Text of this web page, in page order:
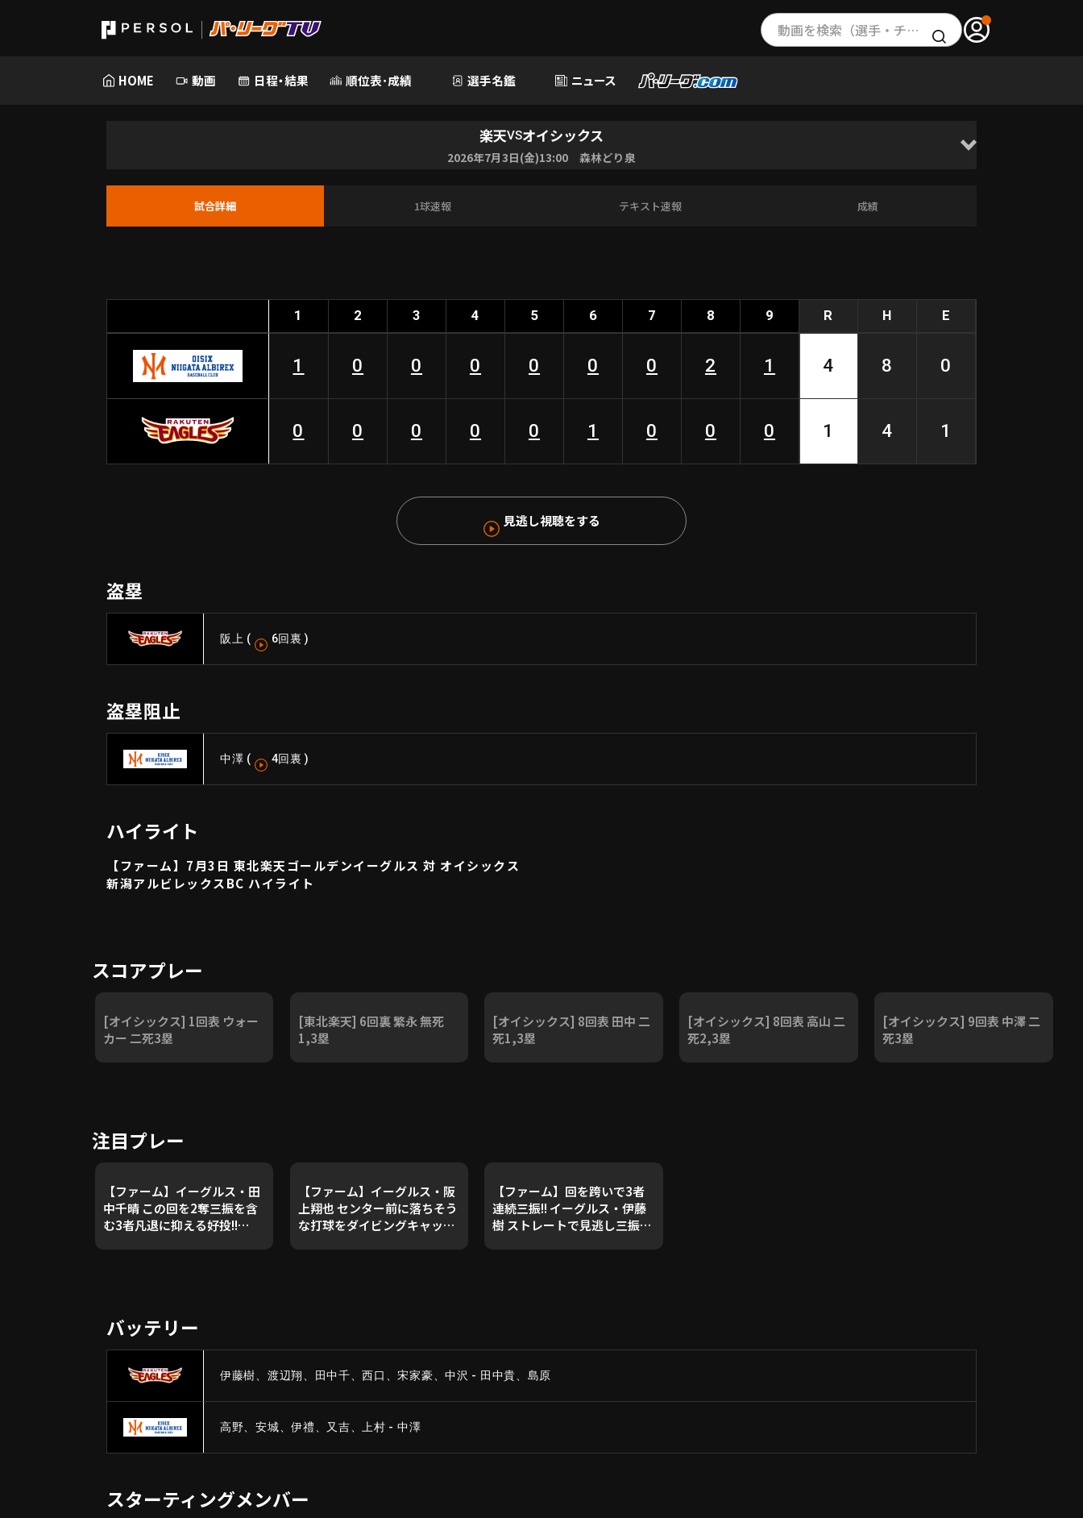
動画を検索（選手・チーム・プレー内容…）
HOME 動画 日程・結果 順位表･成績 選手名鑑 ニュース
楽天VSオイシックス
2026年7月3日(金)13:00 森林どり泉
試合詳細 1球速報 テキスト速報 成績
1 2 3 4 5 6 7 8 9 R H E
1 0 0 0 0 0 0 2 1 4 8 0
0 0 0 0 0 1 0 0 0 1 4 1
見逃し視聴をする
盗塁
阪上 ( 6回裏 )
盗塁阻止
中澤 ( 4回裏 )
ハイライト
【ファーム】7月3日 東北楽天ゴールデンイーグルス 対 オイシックス
新潟アルビレックスBC ハイライト
スコアプレー
[オイシックス] 1回表 ウォー
カー 二死3塁
[東北楽天] 6回裏 繁永 無死
1,3塁
[オイシックス] 8回表 田中 二
死1,3塁
[オイシックス] 8回表 高山 二
死2,3塁
[オイシックス] 9回表 中澤 二
死3塁
注目プレー
【ファーム】イーグルス・田
中千晴 この回を2奪三振を含
む3者凡退に抑える好投!!
【ファーム】イーグルス・阪
上翔也 センター前に落ちそう
な打球をダイビングキャッ
【ファーム】回を跨いで3者
連続三振!! イーグルス・伊藤
樹 ストレートで見逃し三振を
バッテリー
伊藤樹、渡辺翔、田中千、西口、宋家豪、中沢 - 田中貴、島原
高野、安城、伊禮、又吉、上村 - 中澤
スターティングメンバー